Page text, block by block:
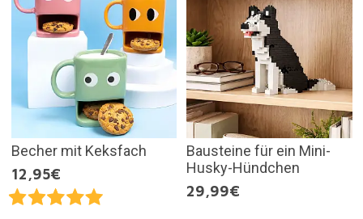
Becher mit Keksfach
12,95€
Bausteine für ein Mini-
Husky-Hündchen
29,99€